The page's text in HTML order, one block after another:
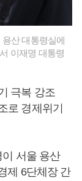
산 대통령실에
이재명 대통령
극복 강조
로 경제위기
서울 용산
제 6단체장 간